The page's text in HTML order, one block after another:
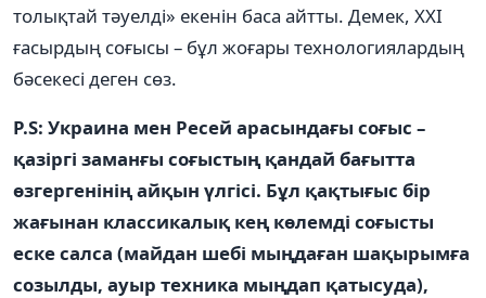
толықтай тәуелді» екенін баса айтты. Демек, XXI
ғасырдың соғысы – бұл жоғары технологиялардың
бәсекесі деген сөз.
P.S: Украина мен Ресей арасындағы соғыс –
қазіргі заманғы соғыстың қандай бағытта
өзгергенінің айқын үлгісі. Бұл қақтығыс бір
жағынан классикалық кең көлемді соғысты
еске салса (майдан шебі мыңдаған шақырымға
созылды, ауыр техника мыңдап қатысуда),